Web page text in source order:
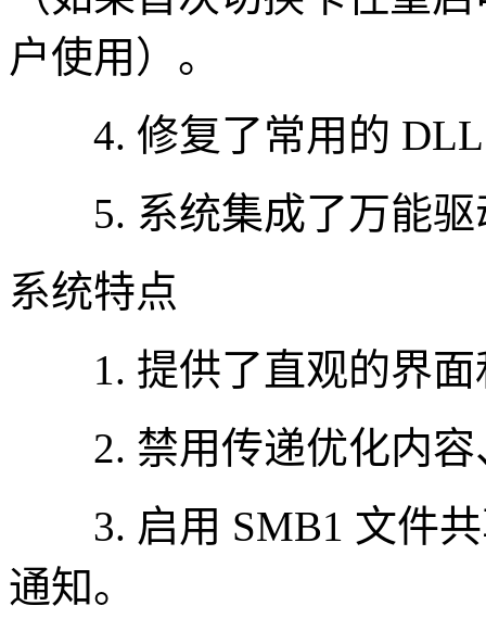
户使用）。
4. 修复了常用的 DLL
5. 系统集成了万能驱
系统特点
1. 提供了直观的界面
2. 禁用传递优化内容
3. 启用 SMB1 文件共
通知。